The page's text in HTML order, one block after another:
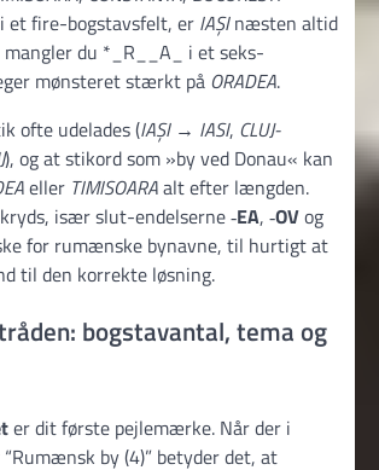
et fire-bogstavsfelt, er IAȘInæsten altid
mangler du *_R__A_ i et seks-
mønsteret stærkt på ORADEA.
ofte udelades (IAȘI→ IASI, CLUJ-
), og at stikord som »by ved Donau« kan
eller TIMISOARAalt efter længden.
især slut-endelserne ‑EA, ‑OVog
for rumænske bynavne, til hurtigt at
til den korrekte løsning.
bogstavantal, tema og
er dit første pejlemærke. Når der i
by (4)” betyder det, at